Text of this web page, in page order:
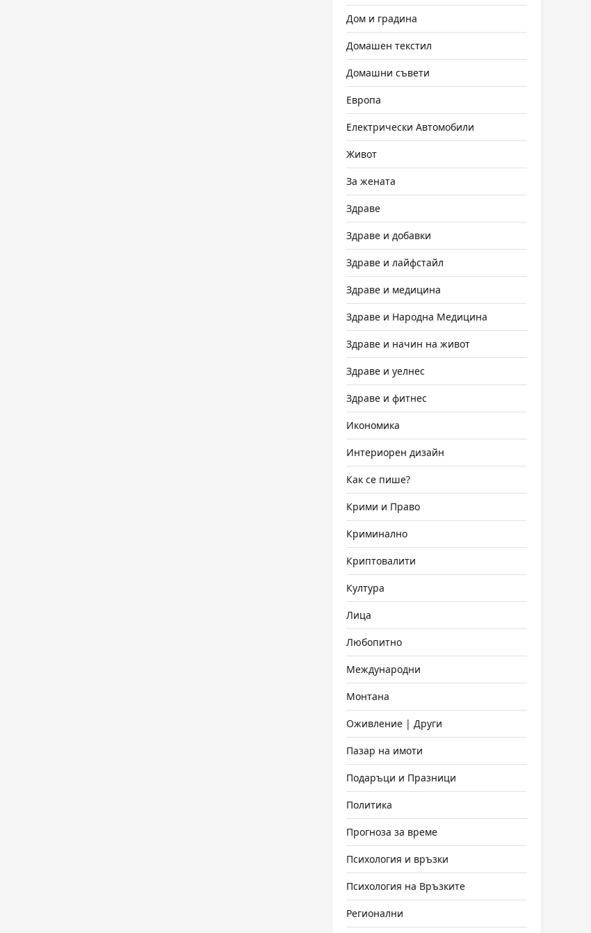
Дом и градина
Домашен текстил
Домашни съвети
Европа
Електрически Автомобили
Живот
За жената
Здраве
Здраве и добавки
Здраве и лайфстайл
Здраве и медицина
Здраве и Народна Медицина
Здраве и начин на живот
Здраве и уелнес
Здраве и фитнес
Икономика
Интериорен дизайн
Как се пише?
Крими и Право
Криминално
Криптовалити
Култура
Лица
Любопитно
Международни
Монтана
Оживление | Други
Пазар на имоти
Подаръци и Празници
Политика
Прогноза за време
Психология и връзки
Психология на Връзките
Регионални